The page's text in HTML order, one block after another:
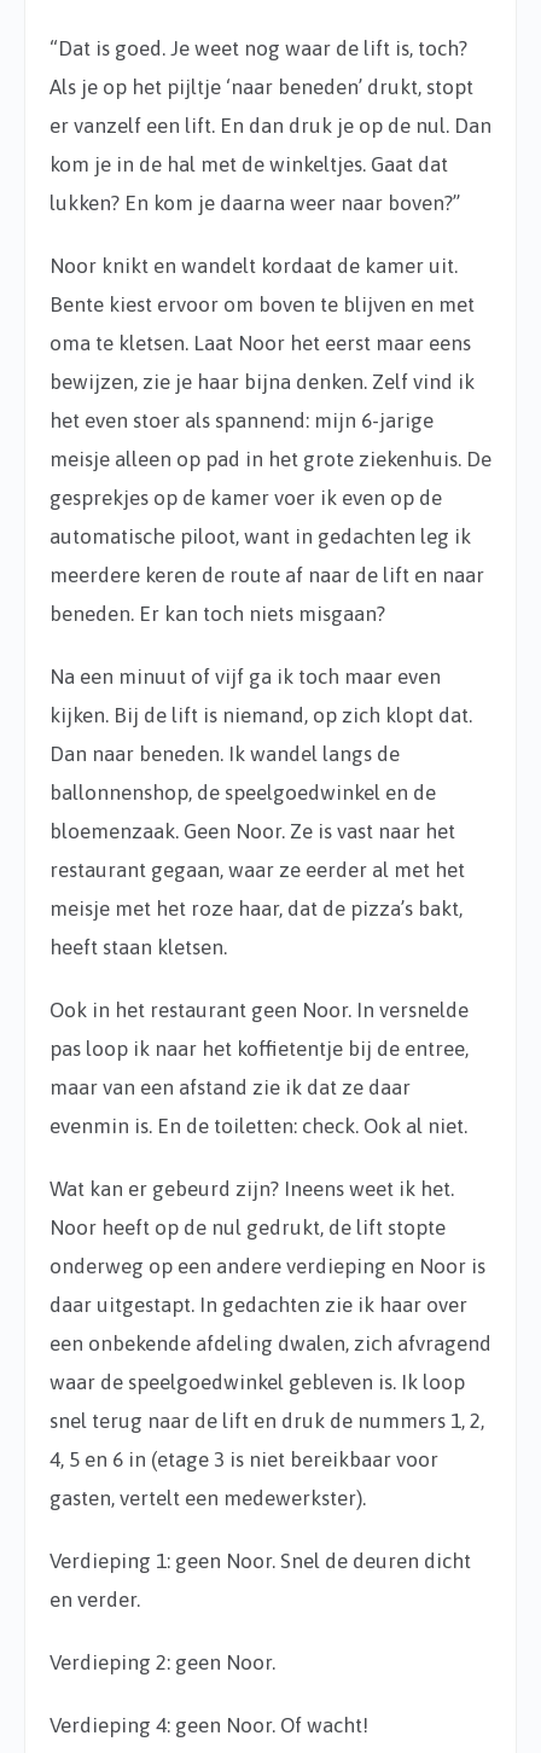
“Dat is goed. Je weet nog waar de lift is, toch?
Als je op het pijltje ‘naar beneden’ drukt, stopt
er vanzelf een lift. En dan druk je op de nul. Dan
kom je in de hal met de winkeltjes. Gaat dat
lukken? En kom je daarna weer naar boven?”
Noor knikt en wandelt kordaat de kamer uit.
Bente kiest ervoor om boven te blijven en met
oma te kletsen. Laat Noor het eerst maar eens
bewijzen, zie je haar bijna denken. Zelf vind ik
het even stoer als spannend: mijn 6-jarige
meisje alleen op pad in het grote ziekenhuis. De
gesprekjes op de kamer voer ik even op de
automatische piloot, want in gedachten leg ik
meerdere keren de route af naar de lift en naar
beneden. Er kan toch niets misgaan?
Na een minuut of vijf ga ik toch maar even
kijken. Bij de lift is niemand, op zich klopt dat.
Dan naar beneden. Ik wandel langs de
ballonnenshop, de speelgoedwinkel en de
bloemenzaak. Geen Noor. Ze is vast naar het
restaurant gegaan, waar ze eerder al met het
meisje met het roze haar, dat de pizza’s bakt,
heeft staan kletsen.
Ook in het restaurant geen Noor. In versnelde
pas loop ik naar het koffietentje bij de entree,
maar van een afstand zie ik dat ze daar
evenmin is. En de toiletten: check. Ook al niet.
Wat kan er gebeurd zijn? Ineens weet ik het.
Noor heeft op de nul gedrukt, de lift stopte
onderweg op een andere verdieping en Noor is
daar uitgestapt. In gedachten zie ik haar over
een onbekende afdeling dwalen, zich afvragend
waar de speelgoedwinkel gebleven is. Ik loop
snel terug naar de lift en druk de nummers 1, 2,
4, 5 en 6 in (etage 3 is niet bereikbaar voor
gasten, vertelt een medewerkster).
Verdieping 1: geen Noor. Snel de deuren dicht
en verder.
Verdieping 2: geen Noor.
Verdieping 4: geen Noor. Of wacht!